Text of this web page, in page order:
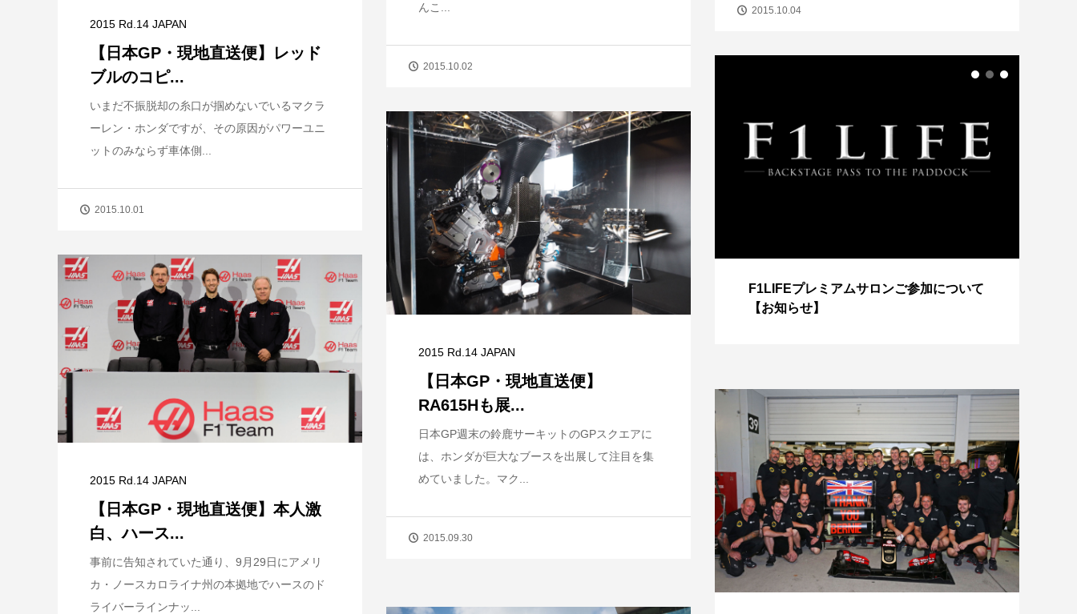
2015.10.04
んこ...
2015.10.02
2015 Rd.14 JAPAN
【日本GP・現地直送便】レッド
ブルのコピ...
いまだ不振脱却の糸口が掴めないでいるマクラ
ーレン・ホンダですが、その原因がパワーユニ
ットのみならず車体側...
2015.10.01
【短期集中連載】ホンダ第4期、苦境と
成功のターニングポイント
【特別記事】レーシングブルズ、
F1LIFEプレミアムサロンご参加について
【お知らせ】
2015 Rd.14 JAPAN
【日本GP・現地直送便】
RA615Hも展...
日本GP週末の鈴鹿サーキットのGPスクエアに
は、ホンダが巨大なブースを出展して注目を集
めていました。マク...
2015.09.30
2015 Rd.14 JAPAN
【日本GP・現地直送便】本人激
白、ハース...
事前に告知されていた通り、9月29日にアメリ
カ・ノースカロライナ州の本拠地でハースのド
ライバーラインナッ...